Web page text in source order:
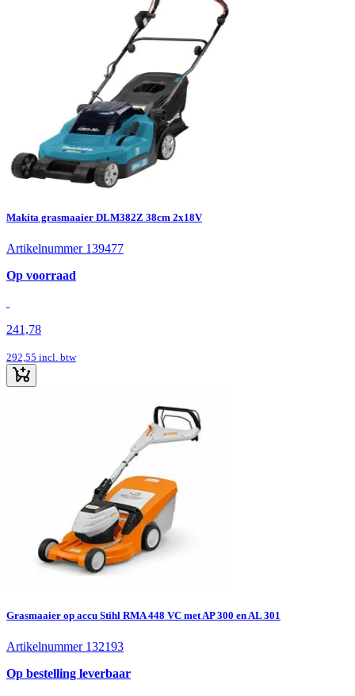
Makita grasmaaier DLM382Z 38cm 2x18V
Artikelnummer 139477
Op voorraad
241,78
292,55 incl. btw
Grasmaaier op accu Stihl RMA 448 VC met AP 300 en AL 301
Artikelnummer 132193
Op bestelling leverbaar